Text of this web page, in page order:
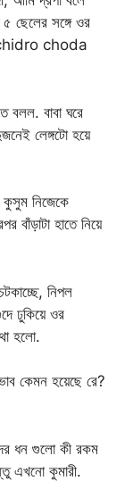
ছেলের সঙ্গে ওর
chidro choda
বলল. বাবা ঘরে
লেঙ্গটো হয়ে
কুসুম নিজেকে
বাঁড়াটা হাতে নিয়ে
নিপল
ঢুকিয়ে ওর
হলো.
কেমন হয়েছে রে?
ধন গুলো কী রকম
এখনো কুমারী.